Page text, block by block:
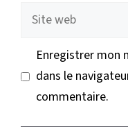
Site
Enregistrer mon
dans le
commentaire.